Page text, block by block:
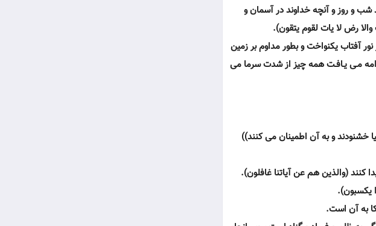
شب و روز و آنچه خداوند در آسمان و
رض لا يات لقوم يتقون).
نور آفتاب يكنواخت و بطور مداوم بر زمين
مـى يـافـت همه چيز از شدت سرما مى
خشنودند و به آن اطمينان مى كنند))
كنند (والذين هم عن آياتنا غافلون).
يكسبون).
به آن است.